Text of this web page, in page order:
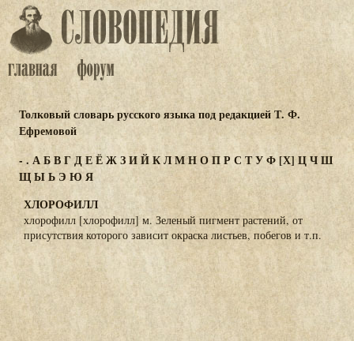
Толковый словарь русского языка под редакцией Т. Ф.
Ефремовой
- . АБВГДЕЁЖЗИЙКЛМНОПР С ТУФ [Х] ЦЧШ
ЩЫЬЭ ЮЯ
ХЛОРОФИЛЛ
хлорофилл [хлорофилл] м. Зеленый пигмент растений, от
присутствия которого зависит окраска листьев, побегов и т.п.